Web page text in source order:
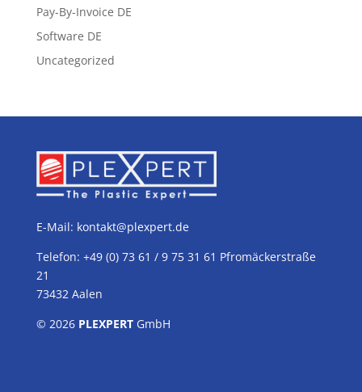
Pay-By-Invoice DE
Software DE
Uncategorized
E-Mail: kontakt@plexpert.de
Telefon: +49 (0) 73 61 / 9 75 31 61 Pfromäckerstraße
21
73432 Aalen
© 2026 PLEXPERTGmbH